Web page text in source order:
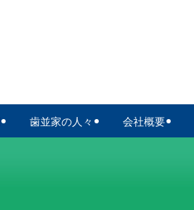
歯並家の人々 会社概要